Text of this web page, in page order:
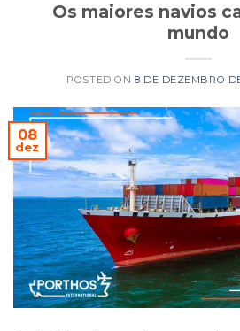
Os maiores navios
mundo
POSTED ON 8 DE DEZEMBRO
08
dez